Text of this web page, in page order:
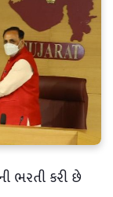
ભરતી કરી છે